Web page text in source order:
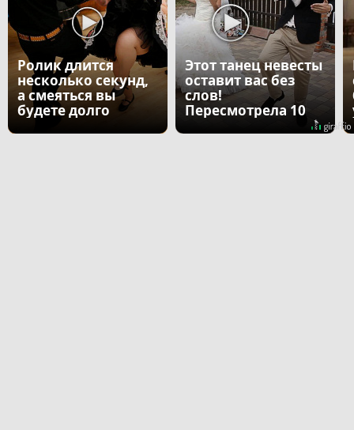
Ролик длится
несколько секунд,
а смеяться вы
будете долго
Этот танец невесты
оставит вас без
слов!
Пересмотрела 10